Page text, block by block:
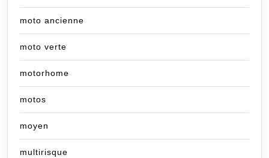
moto ancienne
moto verte
motorhome
motos
moyen
multirisque